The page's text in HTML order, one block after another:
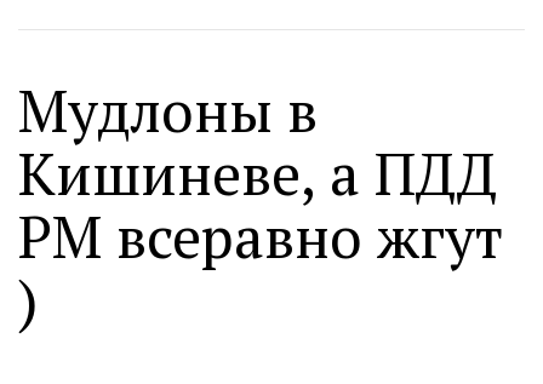
Мудлоны в
Кишиневе, а ПДД
РМ всеравно жгут
)